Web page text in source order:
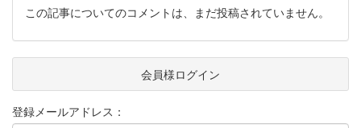
この記事についてのコメントは、まだ投稿されていません。
会員様ログイン
登録メールアドレス：